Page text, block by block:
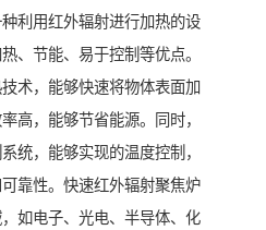
利用红外辐射进行加热的设
、节能、易于控制等优点。
术，能够快速将物体表面加
高，能够节省能源。同时，
统，能够实现的温度控制，
靠性。快速红外辐射聚焦炉
如电子、光电、半导体、化